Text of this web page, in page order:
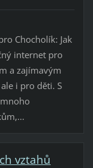
Chocholík: Jak
internet pro
a zajímavým
i pro děti. S
vztahů